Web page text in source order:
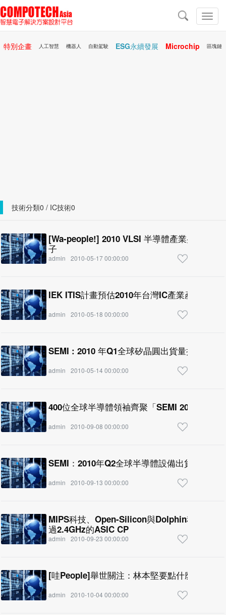
切
換
航
航
特別企畫 人工智慧 機器人 自動駕駛 ESG永續發展 Microchip 區塊鏈
技術分類0 / IC技術0
[Wa-people!] 2010 VLSI 半導體產業盛宴 （
子
admin 2010-05-17 00:00:00
IEK ITIS計畫預估2010年台灣IC產業產值優於
admin 2010-05-18 00:00:00
SEMI : 2010 年Q1全球矽晶圓出貨量持續成長
admin 2010-05-14 00:00:00
400位全球半導體領袖齊聚「SEMI 2010 科技
admin 2010-09-08 00:00:00
admin 2010-09-13 00:00:00
MIPS科技、Open-Silicon與Dolphin科技以台
過2.4GHz的ASIC CP
admin 2010-09-23 00:00:00
[哇People]舉世關注：林本堅要點什麼菜！
admin 2010-10-04 00:00:00